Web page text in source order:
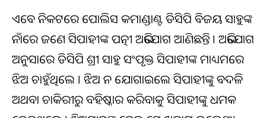
ଏବେ ନିକଟରେ ପୋଲିସ କମାଣ୍ଡାଣ୍ଟ ଡିସିପି ବିଜୟ ସାହୁଙ୍କ
ନାଁରେ ଜଣେ ସିପାହୀଙ୍କ ପତ୍ନୀ ଅଭିଯୋଗ ଆଣିଛନ୍ତି । ଅଭିଯୋଗ
ଅନୁସାରେ ଡିସିପି ଶ୍ରୀ ସାହୁ ସଂପୃକ୍ତ ସିପାହୀଙ୍କ ମାଧ୍ୟମରେ
ଝିଅ ଚାହୁଁଥିଲେ । ଝିଅ ନ ଯୋଗାଇଲେ ସିପାହୀଙ୍କୁ ବଦଳି
ଅଥବା ଚାକିରୀରୁ ବହିଷ୍କାର କରିବାକୁ ସିପାହୀଙ୍କୁ ଧମକ